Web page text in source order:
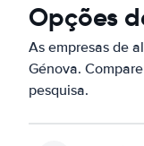
Opções
As empresas de
Génova.
pesquisa.